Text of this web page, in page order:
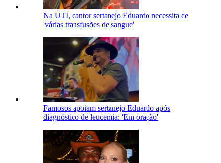
Na UTI, cantor sertanejo Eduardo necessita de
'várias transfusões de sangue'
Famosos apoiam sertanejo Eduardo após
diagnóstico de leucemia: 'Em oração'